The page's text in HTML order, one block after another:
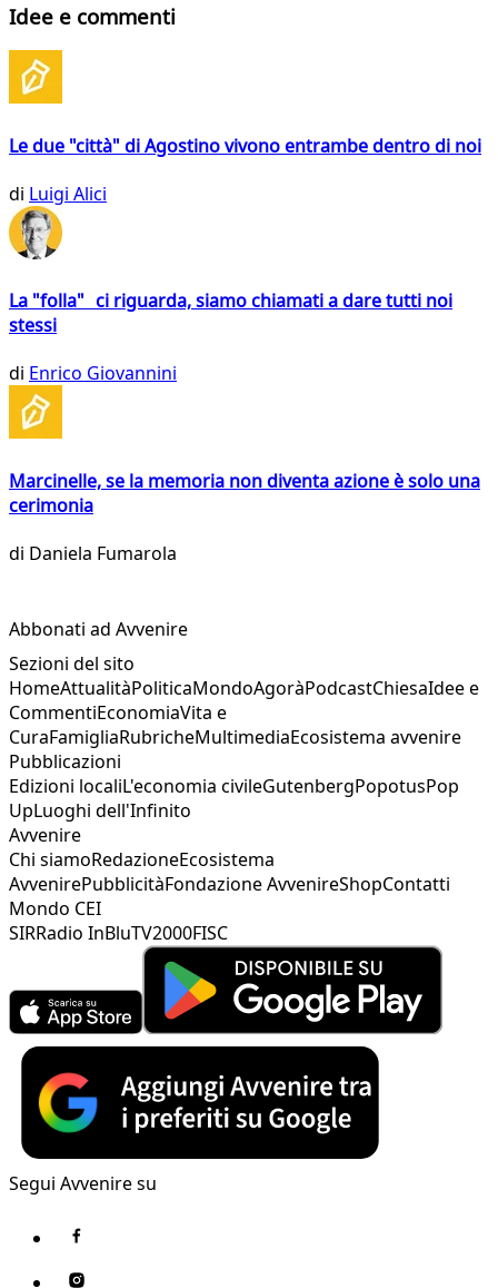
Idee e commenti
Le due "città" di Agostino vivono entrambe dentro di noi
di Luigi Alici
La "folla" ci riguarda, siamo chiamati a dare tutti noi
stessi
di Enrico Giovannini
Marcinelle, se la memoria non diventa azione è solo una
cerimonia
di Daniela Fumarola
Abbonati ad Avvenire
Sezioni del sito
HomeAttualitàPoliticaMondoAgoràPodcastChiesaIdee e
CommentiEconomiaVita e
CuraFamigliaRubricheMultimediaEcosistema avvenire
Pubblicazioni
Edizioni localiL'economia civileGutenbergPopotusPop
UpLuoghi dell'Infinito
Avvenire
Chi siamoRedazioneEcosistema
AvvenirePubblicitàFondazione AvvenireShopContatti
Mondo CEI
SIRRadio InBluTV2000FISC
Segui Avvenire su